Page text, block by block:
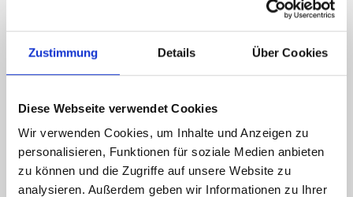
Zustimmung Details Über Cookies
Diese Webseite verwendet Cookies
Wir verwenden Cookies, um Inhalte und Anzeigen zu
personalisieren, Funktionen für soziale Medien anbieten
zu können und die Zugriffe auf unsere Website zu
analysieren. Außerdem geben wir Informationen zu Ihrer
186,20 kWh / (m²*a)
Energieverbrauchskennwert
Weitere Informationen